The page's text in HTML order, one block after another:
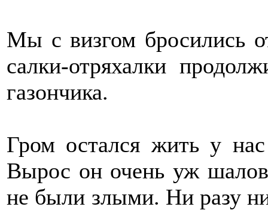
Мы с визгом бросились
салки-отряхалки
газончика.
Гром остался жить у
Вырос он очень уж
не были злыми. Ни разу